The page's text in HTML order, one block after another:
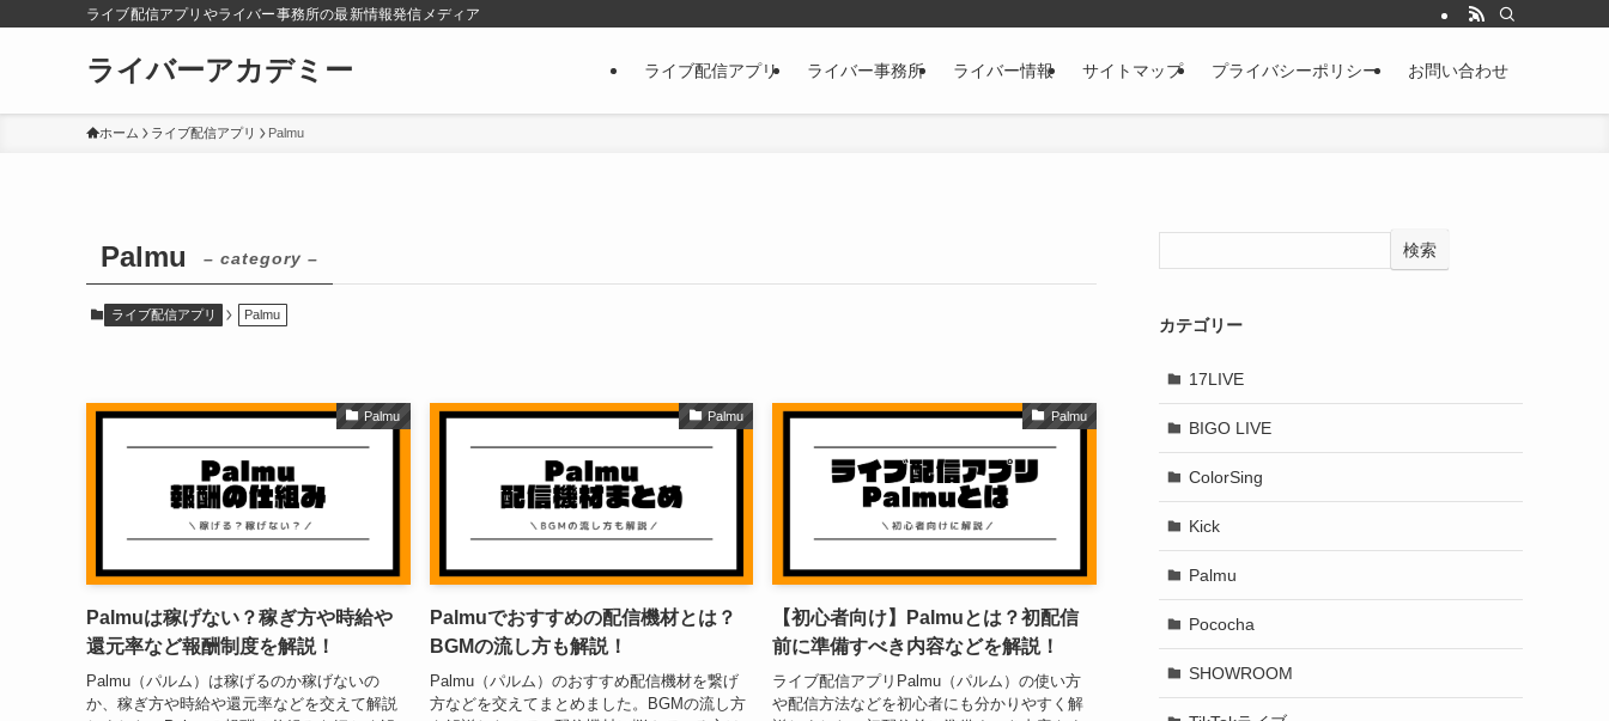
ライブ配信アプリやライバー事務所の最新情報発信メディア
ライバーアカデミー ライブ配信アプリ ライバー事務所 ライバー情報 サイトマップ プライバシーポリシー お問い合わせ
ホーム ライブ配信アプリ Palmu
Palmu – category –
ライブ配信アプリ Palmu
Palmu
Palmuは稼げない？稼ぎ方や時給や
還元率など報酬制度を解説！
Palmu（パルム）は稼げるのか稼げないの
か、稼ぎ方や時給や還元率などを交えて解説
Palmu
Palmuでおすすめの配信機材とは？
BGMの流し方も解説！
Palmu（パルム）のおすすめ配信機材を繋げ
方などを交えてまとめました。BGMの流し方
Palmu
【初心者向け】Palmuとは？初配信
前に準備すべき内容などを解説！
ライブ配信アプリPalmu（パルム）の使い方
や配信方法などを初心者にも分かりやすく解
検索
カテゴリー
17LIVE
BIGO LIVE
ColorSing
Kick
Palmu
Pococha
SHOWROOM